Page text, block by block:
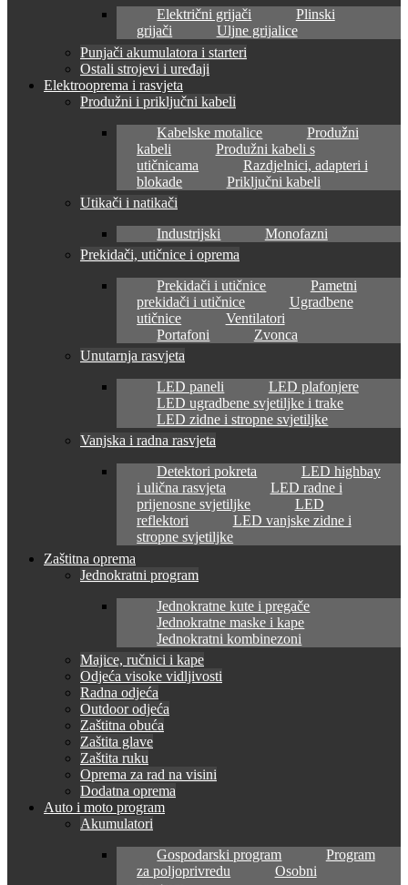
Električni grijači
Plinski
grijači
Uljne grijalice
Punjači akumulatora i starteri
Ostali strojevi i uređaji
Elektrooprema i rasvjeta
Produžni i priključni kabeli
Kabelske motalice
Produžni
kabeli
Produžni kabeli s
utičnicama
Razdjelnici, adapteri i
blokade
Priključni kabeli
Utikači i natikači
Industrijski
Monofazni
Prekidači, utičnice i oprema
Prekidači i utičnice
Pametni
prekidači i utičnice
Ugradbene
utičnice
Ventilatori
Portafoni
Zvonca
Unutarnja rasvjeta
LED paneli
LED plafonjere
LED ugradbene svjetiljke i trake
LED zidne i stropne svjetiljke
Vanjska i radna rasvjeta
Detektori pokreta
LED highbay
i ulična rasvjeta
LED radne i
prijenosne svjetiljke
LED
reflektori
LED vanjske zidne i
stropne svjetiljke
Zaštitna oprema
Jednokratni program
Jednokratne kute i pregače
Jednokratne maske i kape
Jednokratni kombinezoni
Majice, ručnici i kape
Odjeća visoke vidljivosti
Radna odjeća
Outdoor odjeća
Zaštitna obuća
Zaštita glave
Zaštita ruku
Oprema za rad na visini
Dodatna oprema
Auto i moto program
Akumulatori
Gospodarski program
Program
za poljoprivredu
Osobni